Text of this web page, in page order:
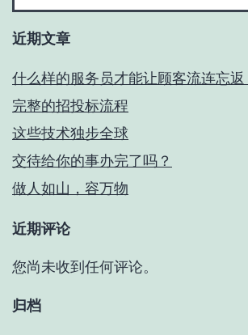
近期文章
什么样的服务员才能让顾客流连忘
完整的招投标流程
这些技术独步全球
交待给你的事办完了吗？
做人如山，容万物
近期评论
您尚未收到任何评论。
归档